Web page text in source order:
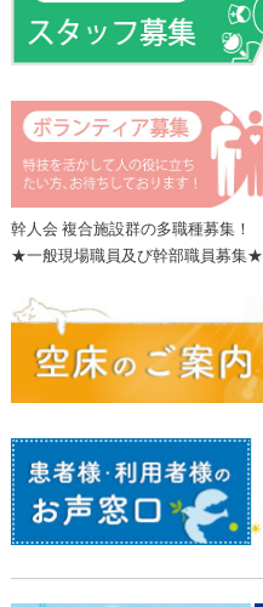
幹人会 複合施設群の多職種募集！
★一般現場職員及び幹部職員募集★